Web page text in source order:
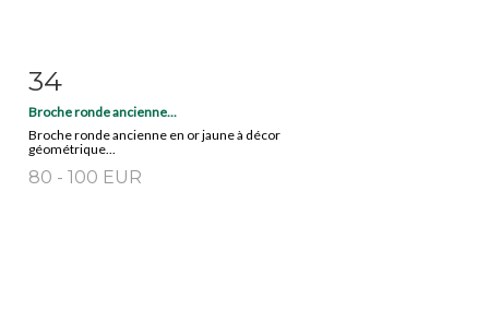
Fiche détaillée
34
Broche ronde ancienne...
Broche ronde ancienne en or jaune à décor
géométrique...
80 - 100 EUR